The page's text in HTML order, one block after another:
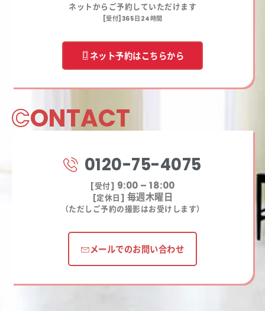
ネットからご予約していただけます
[受付]365日24時間
ネット予約はこちらから
CONTACT
0120-75-4075
[受付] 9:00 – 18:00
[定休日] 毎週木曜日
（ただしご予約の撮影はお受けします）
メールでのお問い合わせ